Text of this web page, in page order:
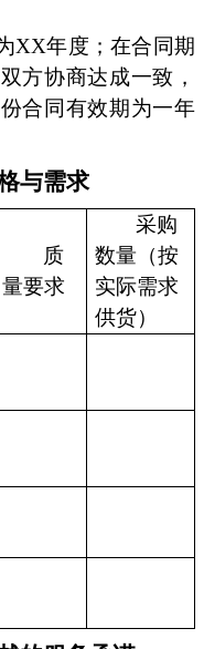
XX年度；在合同期
方协商达成一致，
合同有效期为一年
与需求
质
量要求
采购
数量（按
实际需求
供货）